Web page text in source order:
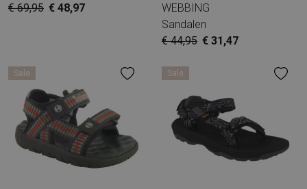
€ 69,95 € 48,97
WEBBING
Sandalen
€ 44,95 € 31,47
Sale Sale